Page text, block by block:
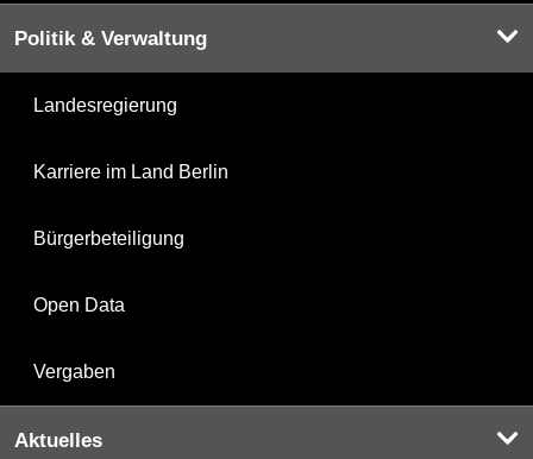
Politik & Verwaltung
Landesregierung
Karriere im Land Berlin
Bürgerbeteiligung
Open Data
Vergaben
Aktuelles